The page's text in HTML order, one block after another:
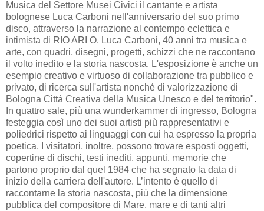
Musica del Settore Musei Civici il cantante e artista
bolognese Luca Carboni nell'anniversario del suo primo
disco, attraverso la narrazione al contempo eclettica e
intimista di RIO ARI O. Luca Carboni, 40 anni tra musica e
arte, con quadri, disegni, progetti, schizzi che ne raccontano
il volto inedito e la storia nascosta. L'esposizione è anche un
esempio creativo e virtuoso di collaborazione tra pubblico e
privato, di ricerca sull'artista nonché di valorizzazione di
Bologna Città Creativa della Musica Unesco e del territorio".
In quattro sale, più una wunderkammer di ingresso, Bologna
festeggia così uno dei suoi artisti più rappresentativi e
poliedrici rispetto ai linguaggi con cui ha espresso la propria
poetica. I visitatori, inoltre, possono trovare esposti oggetti,
copertine di dischi, testi inediti, appunti, memorie che
partono proprio dal quel 1984 che ha segnato la data di
inizio della carriera dell'autore. L’intento è quello di
raccontarne la storia nascosta, più che la dimensione
pubblica del compositore di Mare, mare e di tanti altri